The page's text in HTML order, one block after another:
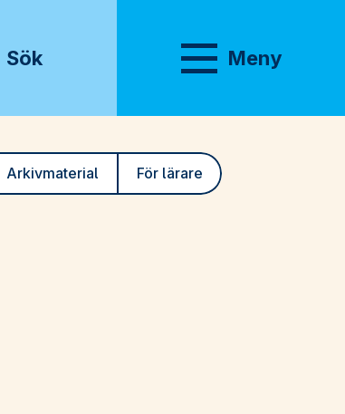
Sök Meny
Visa meny
Arkivmaterial
För lärare